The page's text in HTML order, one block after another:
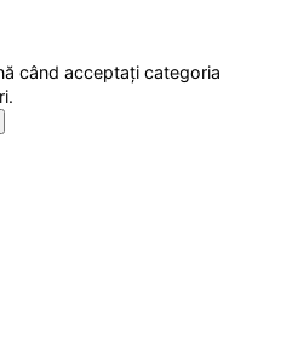
când acceptați categoria